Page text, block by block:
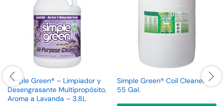
Simple Green® – Limpiador y
Desengrasante Multipropósito,
Aroma a Lavanda – 3.8L
Simple Green® Coil Cleaner.
55 Gal.